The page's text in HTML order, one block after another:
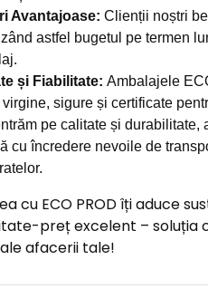
Avantajoase: Clienții noștri
astfel bugetul pe termen
și Fiabilitate: Ambalajele
virgine, sigure și certificate
pe calitate și durabilitate,
cu încredere nevoile de
cu ECO PROD îți aduce
preț excelent – soluția
afacerii tale!